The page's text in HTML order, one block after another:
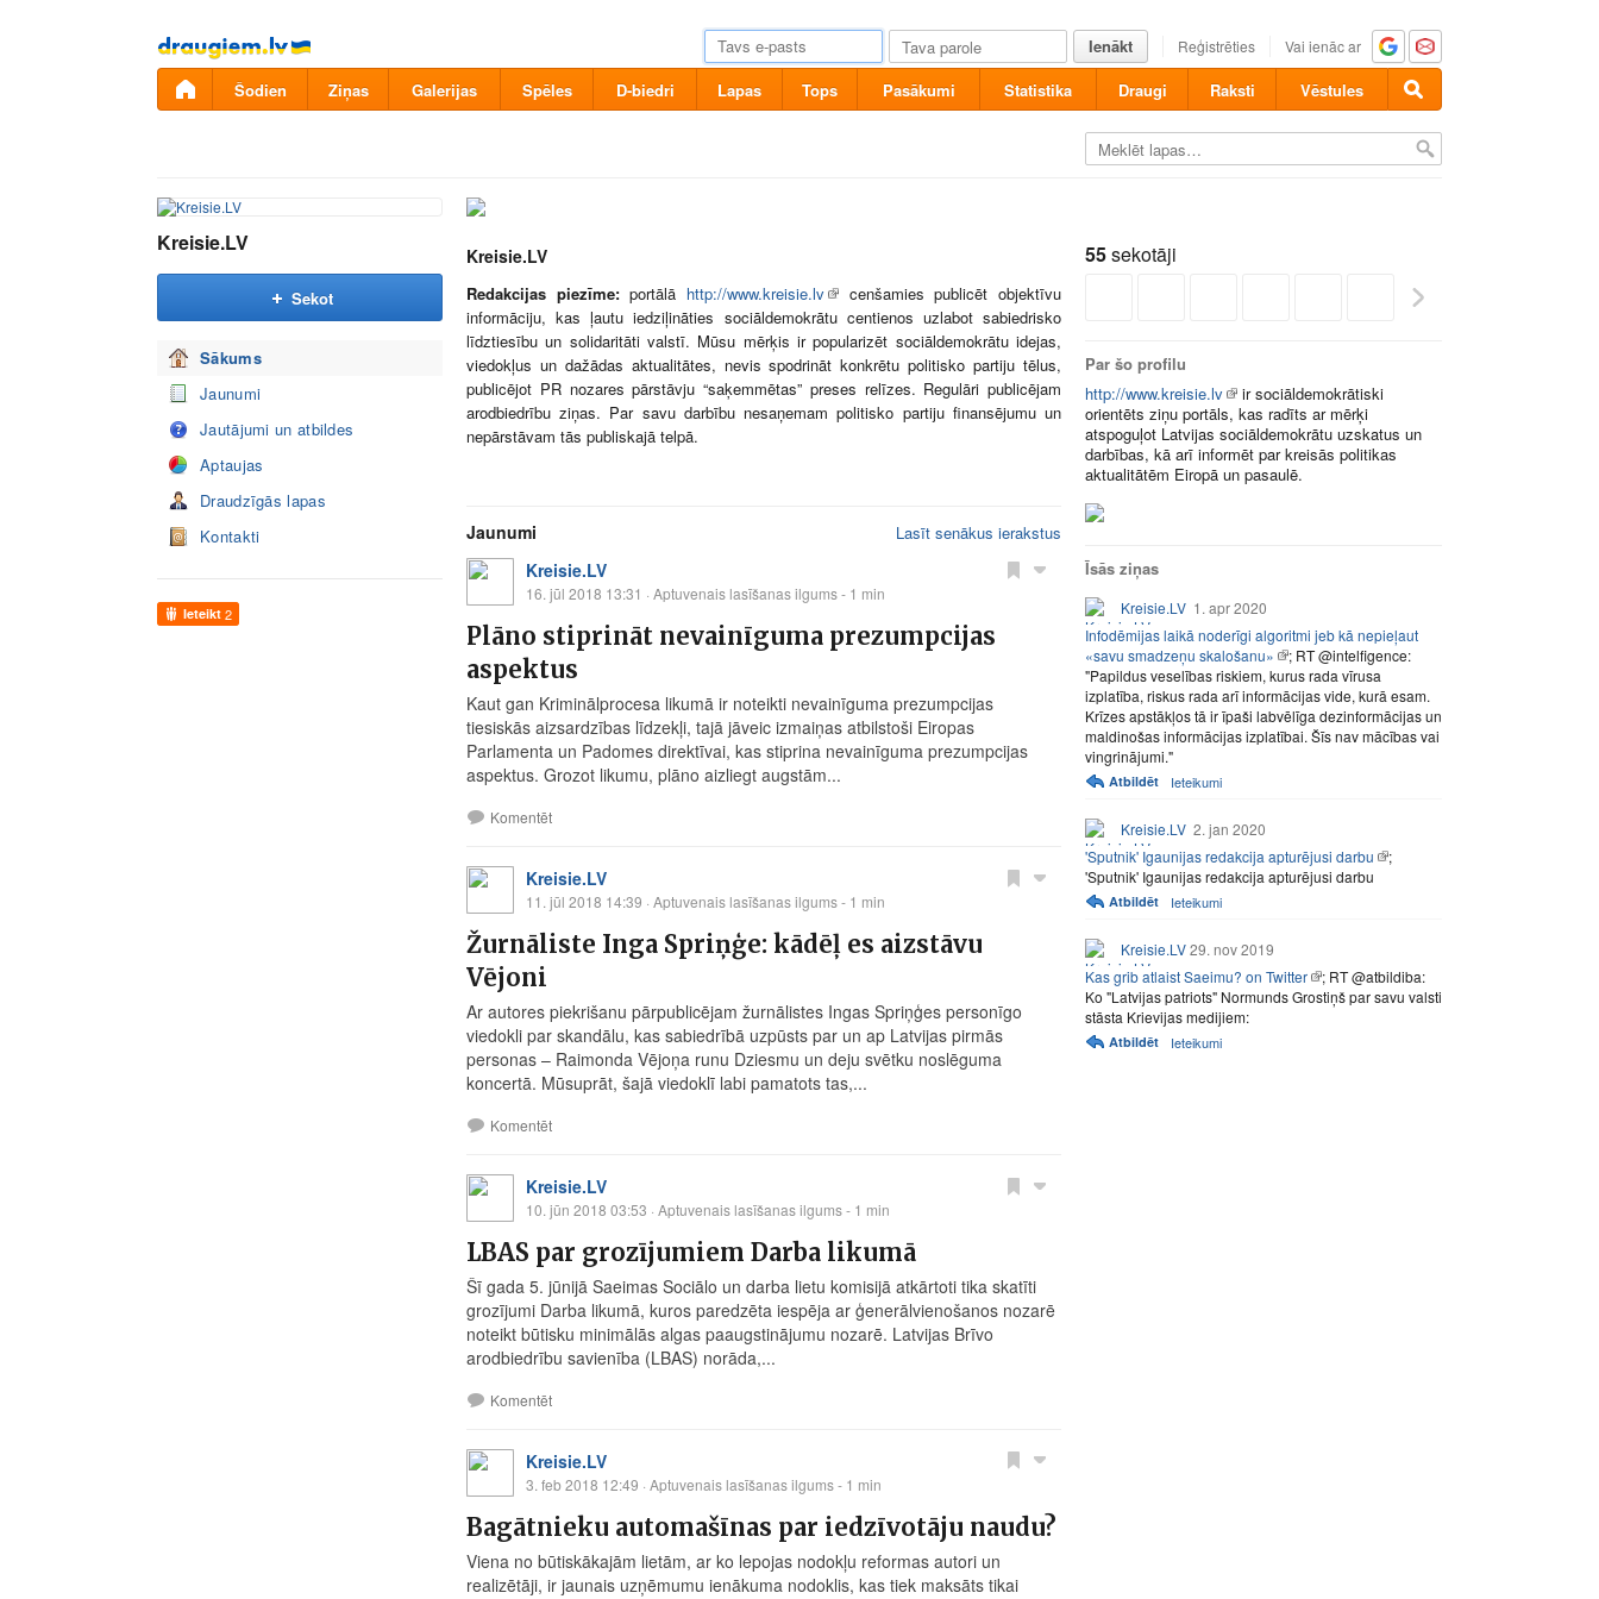
Pāriet
uz
saturu
Ienākt Reģistrēties Vai ienāc ar
Šodien Ziņas Galerijas Spēles D-biedri Lapas Tops Pasākumi Statistika Draugi Raksti Vēstules
Kreisie.LV
Sekot
Sākums
Jaunumi
Jautājumi un atbildes
Aptaujas
Draudzīgās lapas
Kontakti
Ieteikt 2
Kreisie.LV
Redakcijas piezīme:portālā http://www.kreisie.lv
cenšamies publicēt objektīvu
informāciju, kas ļautu iedziļināties sociāldemokrātu centienos uzlabot sabiedrisko
līdztiesību un solidaritāti valstī. Mūsu mērķis ir popularizēt sociāldemokrātu idejas,
viedokļus un dažādas aktualitātes, nevis spodrināt konkrētu politisko partiju tēlus,
publicējot PR nozares pārstāvju “saķemmētas” preses relīzes. Regulāri publicējam
arodbiedrību ziņas. Par savu darbību nesaņemam politisko partiju finansējumu un
nepārstāvam tās publiskajā telpā.
Jaunumi Lasīt senākus ierakstus
Kreisie.LV
16. jūl 2018 13:31 · Aptuvenais lasīšanas ilgums - 1 min
Plāno stiprināt nevainīguma prezumpcijas
aspektus
Kaut gan Kriminālprocesa likumā ir noteikti nevainīguma prezumpcijas
tiesiskās aizsardzības līdzekļi, tajā jāveic izmaiņas atbilstoši Eiropas
Parlamenta un Padomes direktīvai, kas stiprina nevainīguma prezumpcijas
aspektus. Grozot likumu, plāno aizliegt augstām...
Komentēt
Kreisie.LV
11. jūl 2018 14:39 · Aptuvenais lasīšanas ilgums - 1 min
Žurnāliste Inga Spriņģe: kādēļ es aizstāvu
Vējoni
Ar autores piekrišanu pārpublicējam žurnālistes Ingas Spriņģes personīgo
viedokli par skandālu, kas sabiedrībā uzpūsts par un ap Latvijas pirmās
personas – Raimonda Vējoņa runu Dziesmu un deju svētku noslēguma
koncertā. Mūsuprāt, šajā viedoklī labi pamatots tas,...
Komentēt
Kreisie.LV
10. jūn 2018 03:53 · Aptuvenais lasīšanas ilgums - 1 min
LBAS par grozījumiem Darba likumā
Šī gada 5. jūnijā Saeimas Sociālo un darba lietu komisijā atkārtoti tika skatīti
grozījumi Darba likumā, kuros paredzēta iespēja ar ģenerālvienošanos nozarē
noteikt būtisku minimālās algas paaugstinājumu nozarē. Latvijas Brīvo
arodbiedrību savienība (LBAS) norāda,...
Komentēt
Kreisie.LV
3. feb 2018 12:49 · Aptuvenais lasīšanas ilgums - 1 min
Bagātnieku automašīnas par iedzīvotāju naudu?
Viena no būtiskākajām lietām, ar ko lepojas nodokļu reformas autori un
realizētāji, ir jaunais uzņēmumu ienākuma nodoklis, kas tiek maksāts tikai
55sekotāji
Par šo profilu
http://www.kreisie.lv
ir sociāldemokrātiski
orientēts ziņu portāls, kas radīts ar mērķi
atspoguļot Latvijas sociāldemokrātu uzskatus un
darbības, kā arī informēt par kreisās politikas
aktualitātēm Eiropā un pasaulē.
Īsās ziņas
Kreisie.LV 1. apr 2020
Infodēmijas laikā noderīgi algoritmi jeb kā nepieļaut
«savu smadzeņu skalošanu»
; RT @intelfigence:
"Papildus veselības riskiem, kurus rada vīrusa
izplatība, riskus rada arī informācijas vide, kurā esam.
Krīzes apstākļos tā ir īpaši labvēlīga dezinformācijas un
maldinošas informācijas izplatībai. Šīs nav mācības vai
vingrinājumi."
Atbildēt Ieteikumi
Kreisie.LV 2. jan 2020
'Sputnik' Igaunijas redakcija apturējusi darbu
;
'Sputnik' Igaunijas redakcija apturējusi darbu
Atbildēt Ieteikumi
Kreisie.LV29. nov 2019
Kas grib atlaist Saeimu? on Twitter
; RT @atbildiba:
Ko "Latvijas patriots" Normunds Grostiņš par savu valsti
stāsta Krievijas medijiem:
Atbildēt Ieteikumi